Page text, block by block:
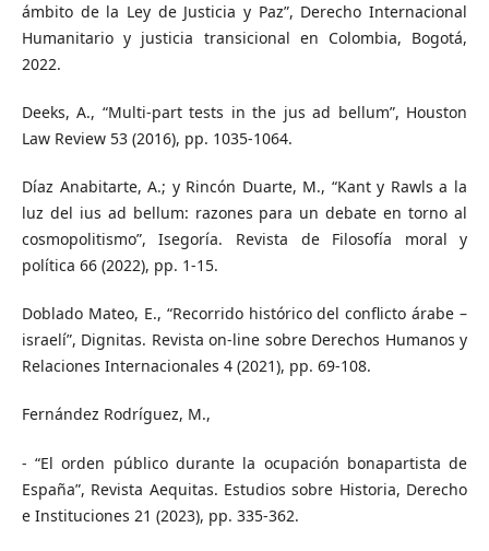
ámbito de la Ley de Justicia y Paz”, Derecho Internacional
Humanitario y justicia transicional en Colombia, Bogotá,
2022.
Deeks, A., “Multi-part tests in the jus ad bellum”, Houston
Law Review 53 (2016), pp. 1035-1064.
Díaz Anabitarte, A.; y Rincón Duarte, M., “Kant y Rawls a la
luz del ius ad bellum: razones para un debate en torno al
cosmopolitismo”, Isegoría. Revista de Filosofía moral y
política 66 (2022), pp. 1-15.
Doblado Mateo, E., “Recorrido histórico del conflicto árabe –
israelí”, Dignitas. Revista on-line sobre Derechos Humanos y
Relaciones Internacionales 4 (2021), pp. 69-108.
Fernández Rodríguez, M.,
- “El orden público durante la ocupación bonapartista de
España”, Revista Aequitas. Estudios sobre Historia, Derecho
e Instituciones 21 (2023), pp. 335-362.